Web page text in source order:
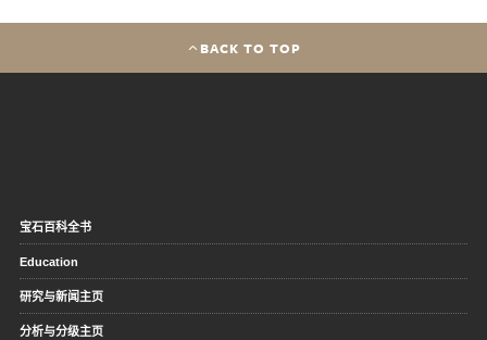
BACK TO TOP
宝石百科全书
Education
研究与新闻主页
分析与分级主页